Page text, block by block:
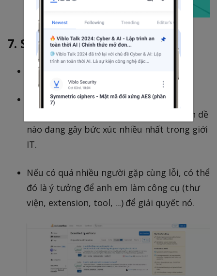
7. Stack Overflow
Link:
Stack Overflow không chỉ là nơi học lập
trình, mà còn là nơi cho anh em thấy vấn đề
nào đang gây bức xúc nhiều nhất trong giới
IT.
Nếu có quá nhiều người gặp cùng lỗi, có thể
đó là ý tưởng để anh em làm công cụ (thư
viện, extension, tool, ...) để giải quyết nó.